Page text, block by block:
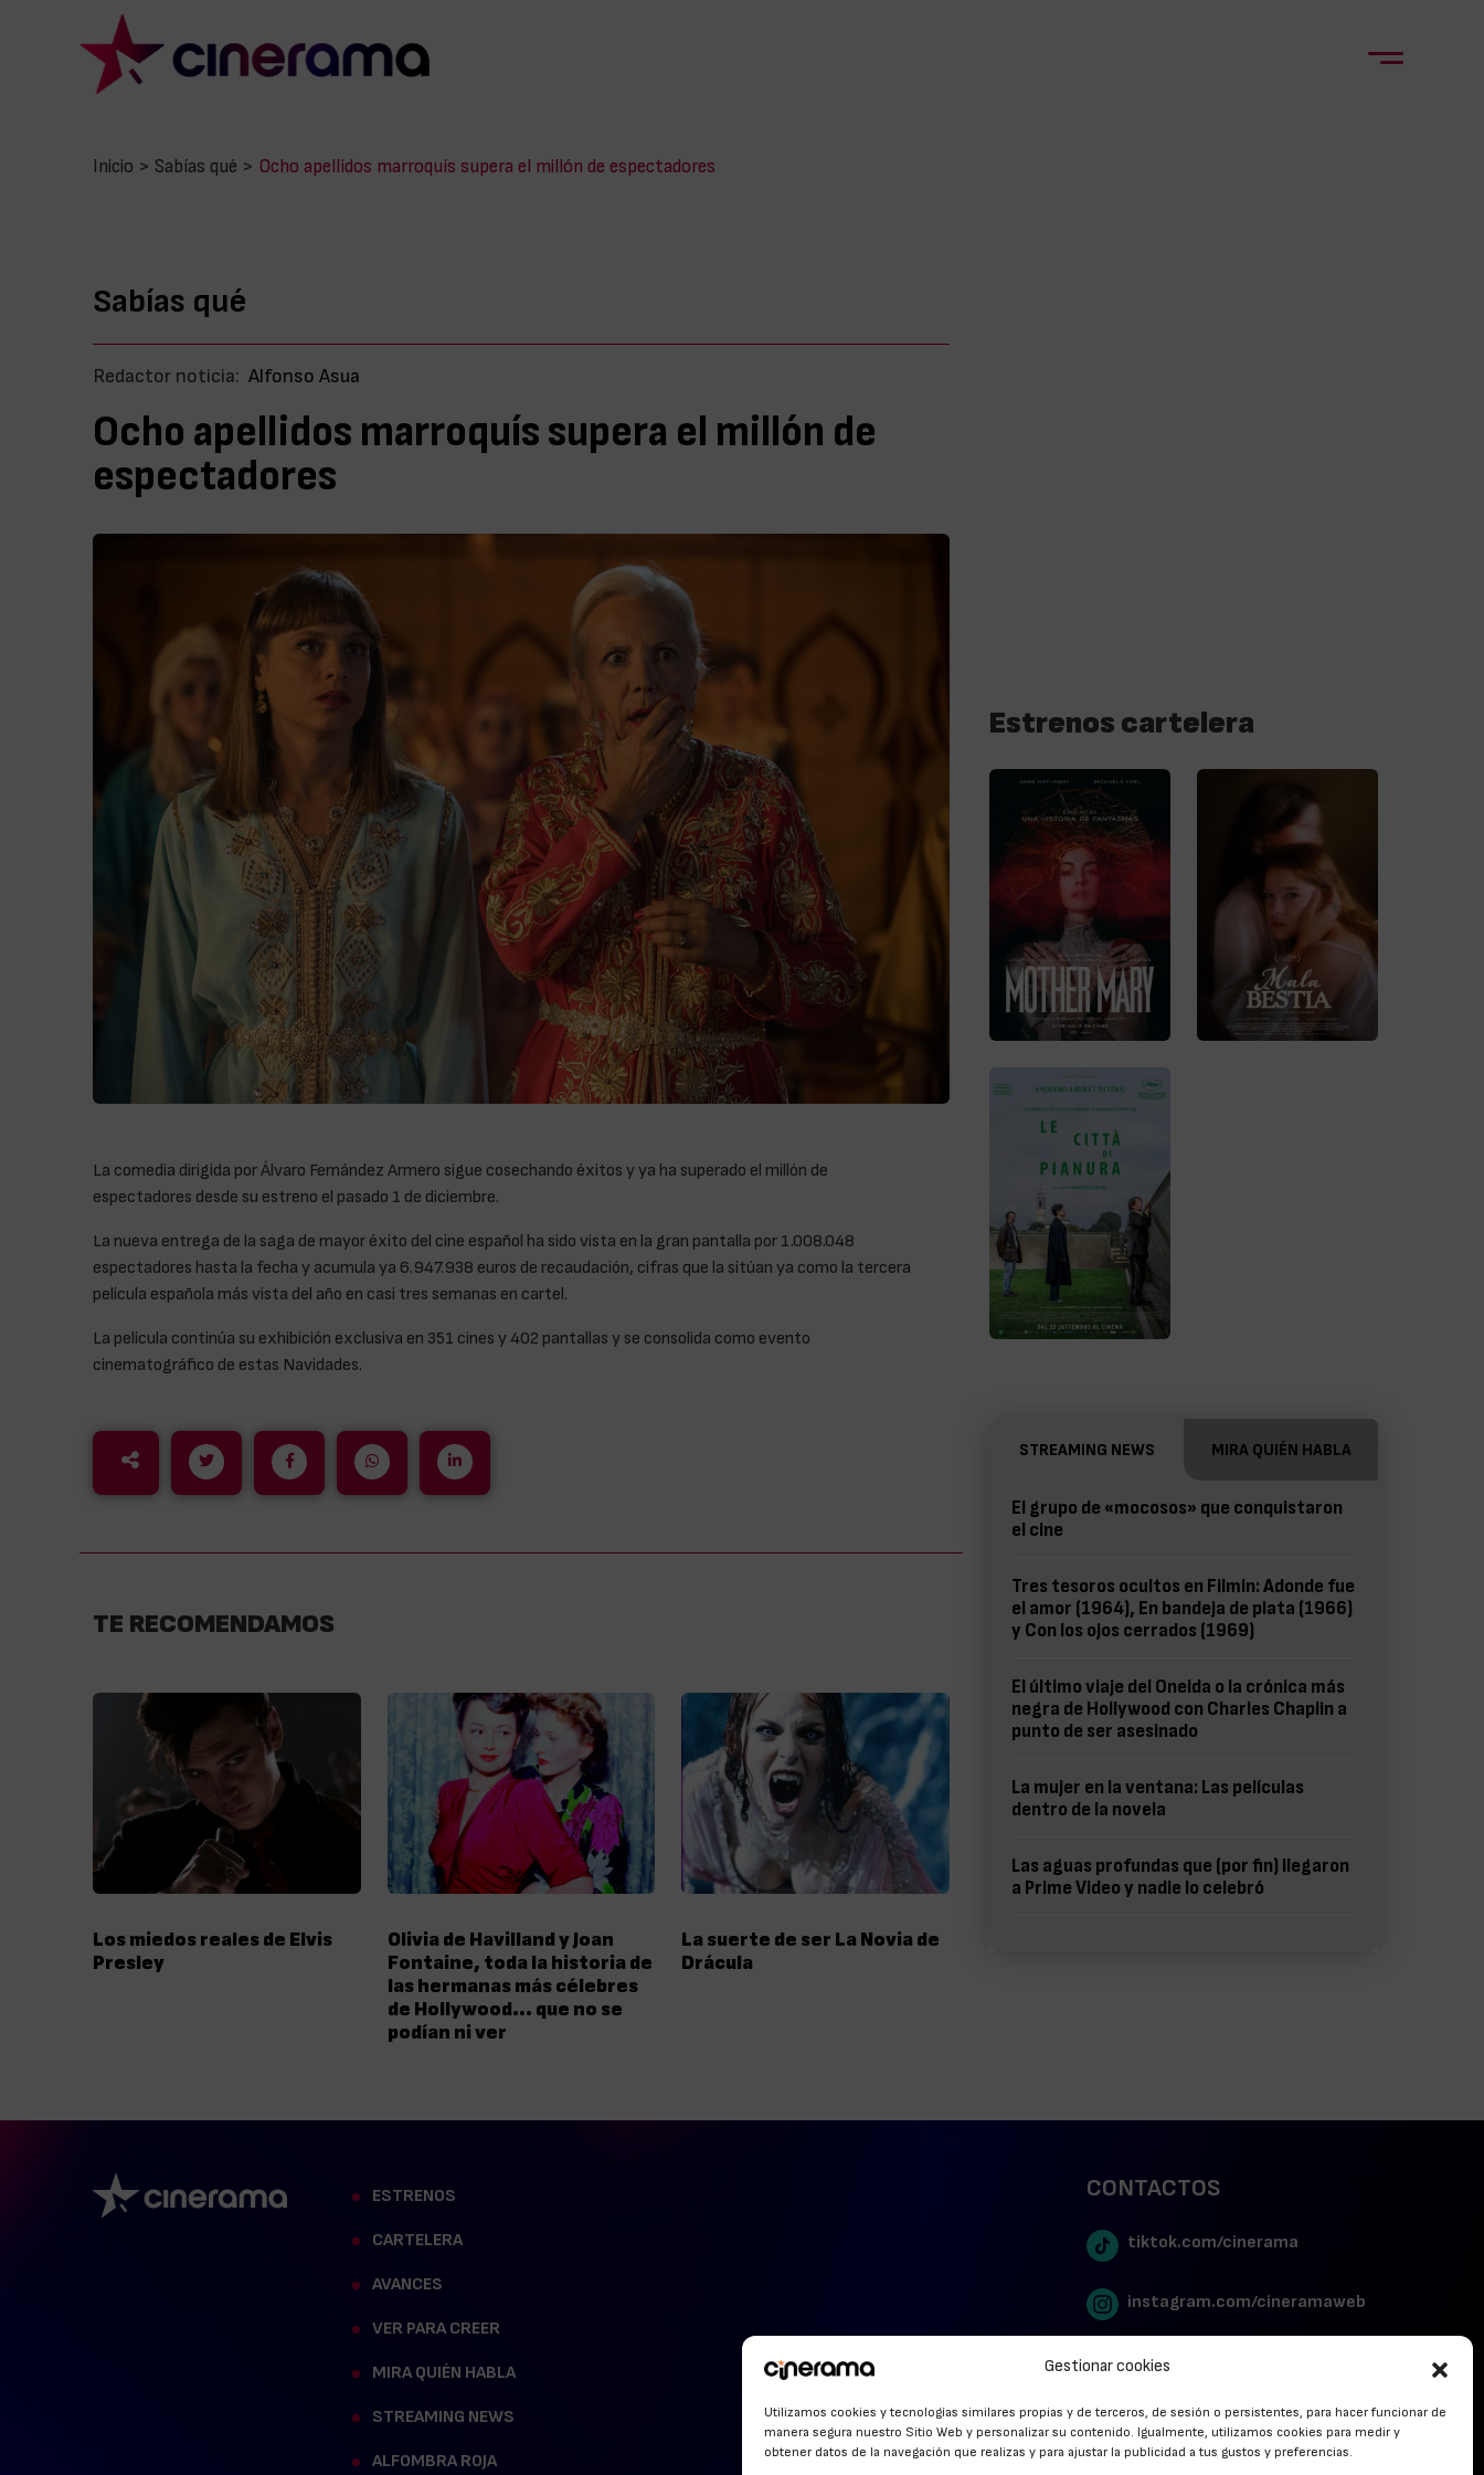
Gestionar cookies
Utilizamos cookies y tecnologías similares propias y de terceros, de sesión o persistentes, para hacer funcionar de
manera segura nuestro Sitio Web y personalizar su contenido. Igualmente, utilizamos cookies para medir y
obtener datos de la navegación que realizas y para ajustar la publicidad a tus gustos y preferencias.
Inicio > Sabías qué > Ocho apellidos marroquís supera el millón de espectadores
Sabías qué
Redactor noticia: Alfonso Asua
Ocho apellidos marroquís supera el millón de
espectadores
La comedia dirigida por Álvaro Fernández Armero sigue cosechando éxitos y ya ha superado el millón de
espectadores desde su estreno el pasado 1 de diciembre.
La nueva entrega de la saga de mayor éxito del cine español ha sido vista en la gran pantalla por 1.008.048
espectadores hasta la fecha y acumula ya 6.947.938 euros de recaudación, cifras que la sitúan ya como la tercera
película española más vista del año en casi tres semanas en cartel.
La película continúa su exhibición exclusiva en 351 cines y 402 pantallas y se consolida como evento
cinematográfico de estas Navidades.
TE RECOMENDAMOS
Los miedos reales de Elvis
Presley
Olivia de Havilland y Joan
Fontaine, toda la historia de
las hermanas más célebres
de Hollywood… que no se
podían ni ver
La suerte de ser La Novia de
Drácula
Estrenos cartelera
STREAMING NEWS MIRA QUIÉN HABLA
El grupo de «mocosos» que conquistaron
el cine
Tres tesoros ocultos en Filmin: Adonde fue
el amor (1964), En bandeja de plata (1966)
y Con los ojos cerrados (1969)
El último viaje del Oneida o la crónica más
negra de Hollywood con Charles Chaplin a
punto de ser asesinado
La mujer en la ventana: Las películas
dentro de la novela
Las aguas profundas que (por fin) llegaron
a Prime Video y nadie lo celebró
ESTRENOS
CARTELERA
AVANCES
VER PARA CREER
MIRA QUIÉN HABLA
STREAMING NEWS
ALFOMBRA ROJA
CONTACTOS
tiktok.com/cinerama
instagram.com/cineramaweb
twitter.com/cinerames
Youtube Canal Cinerama